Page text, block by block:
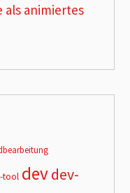
als animiertes
tool devdev-